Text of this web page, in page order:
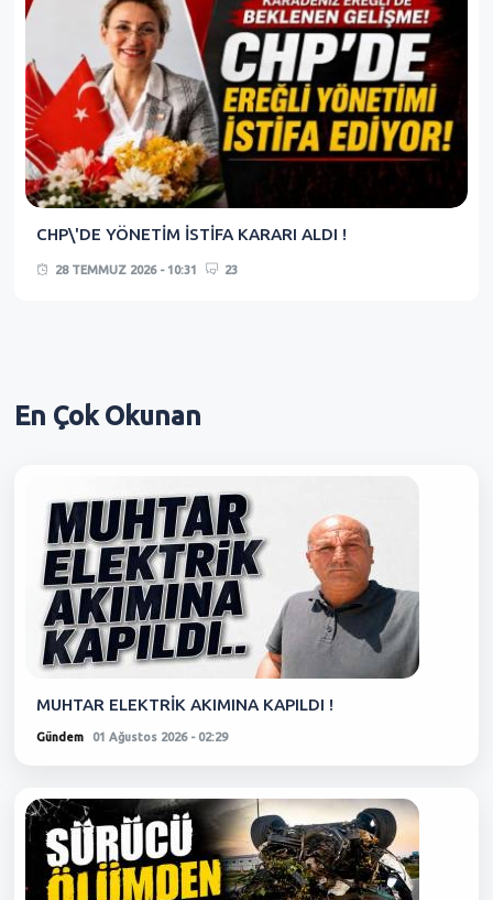
CHP\'DE YÖNETİM İSTİFA KARARI ALDI !
28 TEMMUZ 2026 - 10:31 23
En ÇokOkunan
MUHTAR ELEKTRİK AKIMINA KAPILDI !
Gündem 01 Ağustos 2026 - 02:29